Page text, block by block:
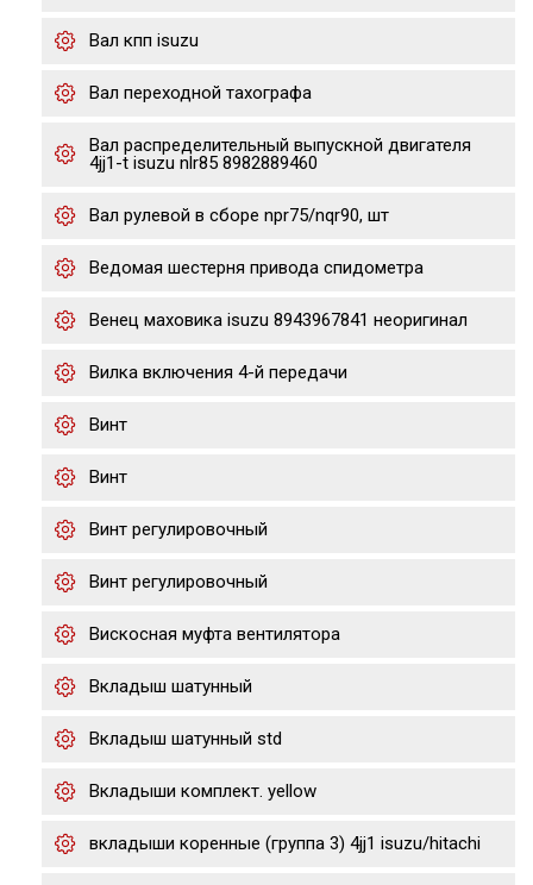
Вал кпп isuzu
Вал переходной тахографа
Вал распределительный выпускной двигателя
4jj1-t isuzu nlr85 8982889460
Вал рулевой в сборе npr75/nqr90, шт
Ведомая шестерня привода спидометра
Венец маховика isuzu 8943967841 неоригинал
Вилка включения 4-й передачи
Винт
Винт
Винт регулировочный
Винт регулировочный
Вискосная муфта вентилятора
Вкладыш шатунный
Вкладыш шатунный std
Вкладыши комплект. yellow
вкладыши коренные (группа 3) 4jj1 isuzu/hitachi